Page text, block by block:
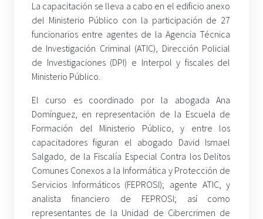
La capacitación se lleva a cabo en el edificio anexo
del Ministerio Público con la participación de 27
funcionarios entre agentes de la Agencia Técnica
de Investigación Criminal (ATIC), Dirección Policial
de Investigaciones (DPI) e Interpol y fiscales del
Ministerio Público.
El curso es coordinado por la abogada Ana
Domínguez, en representación de la Escuela de
Formación del Ministerio Público, y entre los
capacitadores figuran el abogado David Ismael
Salgado, de la Fiscalía Especial Contra los Delitos
Comunes Conexos a la Informática y Protección de
Servicios Informáticos (FEPROSI); agente ATIC, y
analista financiero de FEPROSI; así como
representantes de la Unidad de Cibercrimen de